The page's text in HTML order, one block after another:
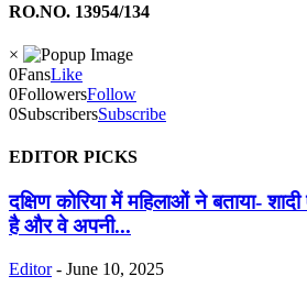
RO.NO. 13954/134
×
0FansLike
0FollowersFollow
0SubscribersSubscribe
EDITOR PICKS
दक्षिण कोरिया में महिलाओं ने बताया-
है और वे अपनी...
Editor - June 10, 2025